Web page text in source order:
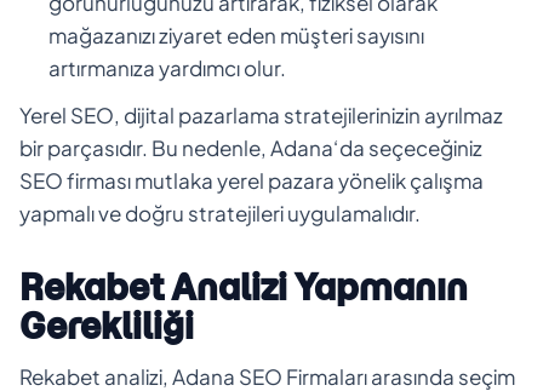
mağazanızı ziyaret eden müşteri sayısını
artırmanıza yardımcı olur.
Yerel SEO, dijital pazarlama stratejilerinizin ayrılmaz
bir parçasıdır. Bu nedenle, Adana‘da seçeceğiniz
SEO firması mutlaka yerel pazara yönelik çalışma
yapmalı ve doğru stratejileri uygulamalıdır.
Rekabet Analizi Yapmanın
Gerekliliği
Rekabet analizi, Adana SEO Firmaları arasında seçim